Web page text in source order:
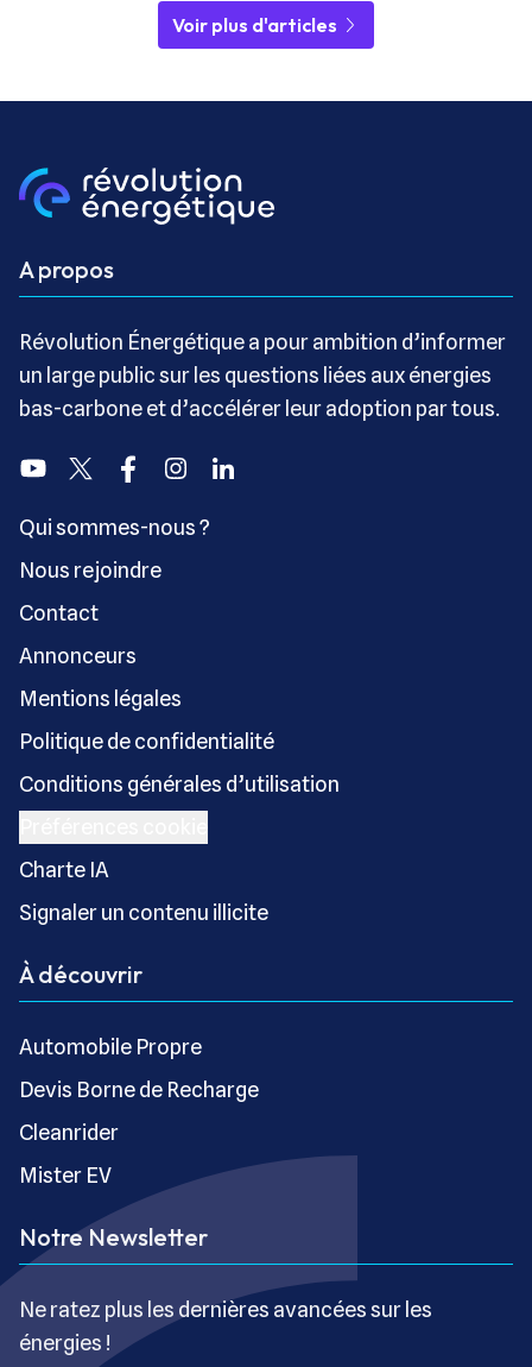
Voir plus d'articles
A propos
Révolution Énergétique a pour ambition d’informer
un large public sur les questions liées aux énergies
bas-carbone et d’accélérer leur adoption par tous.
YoutubeTwitter FacebookInstagramLinkedin
Qui sommes-nous ?
Nous rejoindre
Contact
Annonceurs
Mentions légales
Politique de confidentialité
Conditions générales d’utilisation
Charte IA
Signaler un contenu illicite
À découvrir
Automobile Propre
Devis Borne de Recharge
Cleanrider
Mister EV
Notre Newsletter
Ne ratez plus les dernières avancées sur les
énergies !